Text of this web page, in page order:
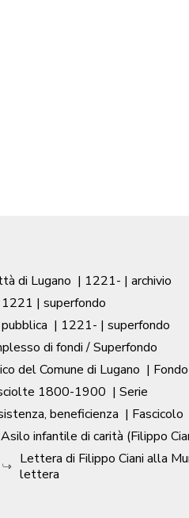
di Lugano | 1221- | archivio
1221 | superfondo
| 1221- | superfondo
di fondi / Superfondo
del Comune di Lugano | Fondo
1800-1900 | Serie
beneficienza | Fascicolo
Asilo infantile di carità (Filippo
Lettera di Filippo Ciani alla
lettera